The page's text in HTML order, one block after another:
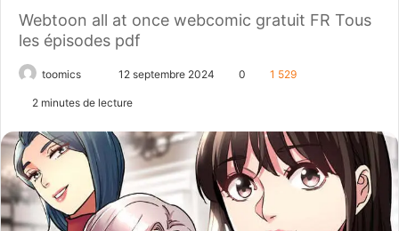
Webtoon all at once webcomic gratuit FR Tous
les épisodes pdf
toomics
n
y
e
r
u
12 septembre 2024 0 1 529
2 minutes de lecture